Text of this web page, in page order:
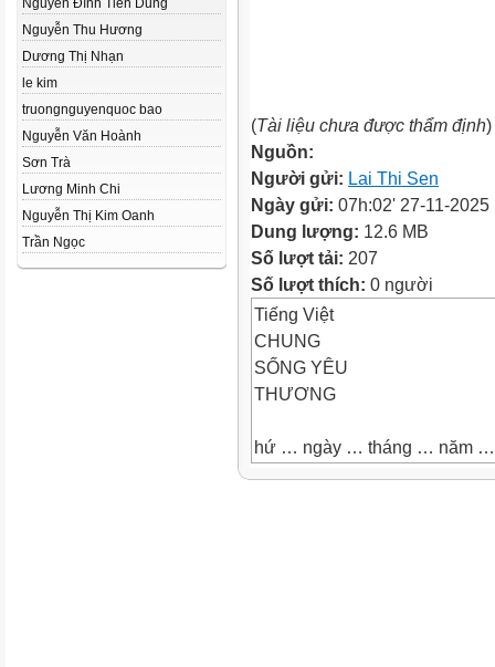
Nguyễn Đình Tiến Dũng
Nguyễn Thu Hương
Dương Thị Nhạn
le kim
truongnguyenquoc bao
Nguyễn Văn Hoành
Sơn Trà
Lương Minh Chi
Nguyễn Thị Kim Oanh
Trần Ngọc
(Tài liệu chưa được thẩm định)
Nguồn:
Người gửi: Lai Thi Sen
Ngày gửi: 07h:02' 27-11-2025
Dung lượng: 12.6 MB
Số lượt tải: 207
Số lượt thích: 0 người
Tiếng Việt
CHUNG
SỐNG YÊU
THƯƠNG
hứ … ngày … tháng … năm …